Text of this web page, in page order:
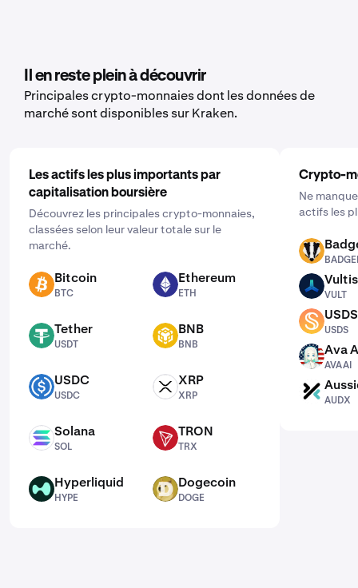
Il en reste plein à découvrir
Principales crypto-monnaies dont les données de
marché sont disponibles sur Kraken.
Les actifs les plus importants par
capitalisation boursière
Découvrez les principales crypto-monnaies,
classées selon leur valeur totale sur le
marché.
BTC Bitcoin
BTC
ETH Ethereum
ETH
USDT Tether
USDT
BNB BNB
BNB
USDC USDC
USDC
XRP XRP
XRP
SOL Solana
SOL
TRX TRON
TRX
HYPE Hyperliquid
HYPE
DOGE Dogecoin
DOGE
Crypto-
Ne
actifs les
BADGER
VULT
VULT
USDS USDS
USDS
AVAAI Ava
AVAAI
AUDX
AUDX